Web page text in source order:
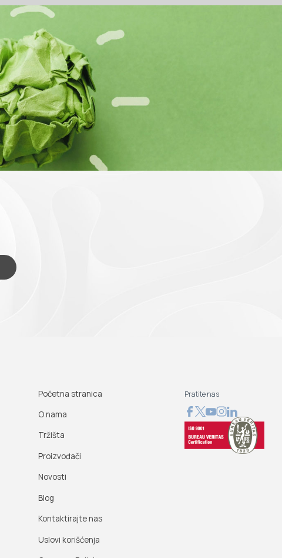
Početna stranica
O nama
Tržišta
Proizvođači
Novosti
Blog
Kontaktirajte nas
Uslovi korišćenja
Pratite nas